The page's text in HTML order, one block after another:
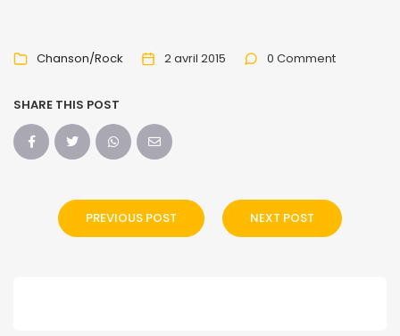
Chanson/Rock 2 avril 2015 0 Comment
SHARE THIS POST
PREVIOUS POST NEXT POST